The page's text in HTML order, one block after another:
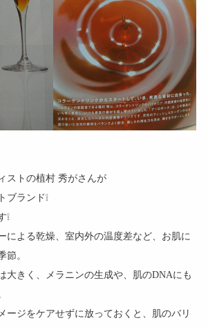
ストの植村 秀がさんが
ランド❕
による乾燥、室内外の温度差など、お肌に
節。
大きく、メラニンの生成や、肌のDNAにも
ージをケアせずに放っておくと、肌のバリ